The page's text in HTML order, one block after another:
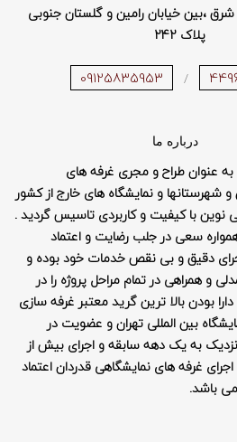
شرق ،بین خیابان رامین و گلستان جنوبی
پلاک 242
/
09125835953
درباره ما
عنوان طراح و مجری غرفه های
و شهرستانها و نمایشگاه های خارج از کشور
نوین با کیفیت و کاربردی تاسیس گردید .
سعی در جلب رضایت و اعتماد
دقیق و بی نقص خدمات خود بوده و
و همراهی در تمام مراحل پروژه را در
دارا بودن بالا ترین گرید معتبر غرفه سازی
بین المللی تهران و عضویت در
به یک دهه سابقه و اجرای بیش از
و اجرای غرفه های نمایشگاهی قدردان اعتماد
باشد.